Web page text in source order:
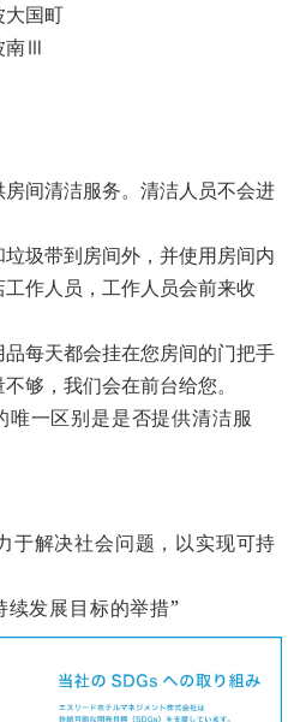
大国町
南Ⅲ
间清洁服务。清洁人员不会进
圾带到房间外，并使用房间内
作人员，工作人员会前来收
每天都会挂在您房间的门把手
够，我们会在前台给您。
一区别是是否提供清洁服
于解决社会问题，以实现可持
续发展目标的举措”